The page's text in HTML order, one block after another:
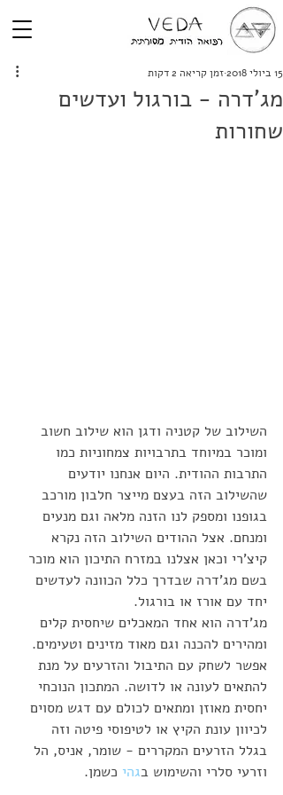
מג'דרה - בורגול ועדשים
שחורות
15 ביולי 2018 זמן קריאה 2 דקות
השילוב של קטניה ודגן הוא שילוב חשוב
ומוכר במיוחד בתרבויות צמחוניות כמו
התרבות ההודית. היום אנחנו יודעים
שהשילוב הזה בעצם מייצר חלבון מורכב
בגופנו ומספק לנו הזנה מלאה וגם מנעים
ומנחם. אצל ההודים השילוב הזה נקרא
קיצ'רי וכאן אצלנו במזרח התיכון הוא מוכר
בשם מג'דרה שבדרך כלל הכוונה לעדשים
יחד עם אורז או בורגול.
מג'דרה הוא אחד המאכלים שיחסית קלים
ומהירים להכנה וגם מאוד מזינים וטעימים.
אפשר לשחק עם התיבול והזרעים על מנת
להתאים לעונה או לדושה. המתכון הנוכחי
יחסית מאוזן ומתאים לכולם עם דגש מסוים
לכיוון עונת הקיץ או לטיפוסי פיטה וזה
בגלל הזרעים המקררים - שומר, אניס, הל
וזרעי סלרי והשימוש בגהי כשמן.